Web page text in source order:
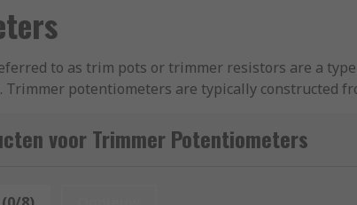
to as trim pots or trimmer resistors are a
potentiometers are typically constructed
very frequently. You can think of them as a 'set
voor Trimmer Potentiometers